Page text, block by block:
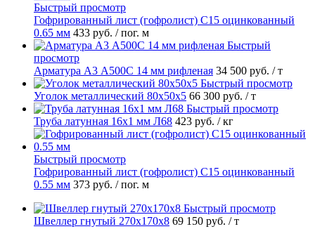
Быстрый просмотр
Гофрированный лист (гофролист) С15 оцинкованный
0.65 мм 433 руб. / пог. м
Быстрый
просмотр
Арматура А3 А500С 14 мм рифленая 34 500 руб. / т
Быстрый просмотр
Уголок металлический 80х50х5 66 300 руб. / т
Быстрый просмотр
Труба латунная 16х1 мм Л68 423 руб. / кг
Быстрый просмотр
Гофрированный лист (гофролист) С15 оцинкованный
0.55 мм 373 руб. / пог. м
Быстрый просмотр
Швеллер гнутый 270х170х8 69 150 руб. / т